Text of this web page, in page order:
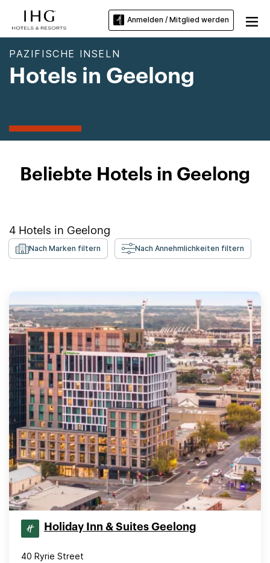
Anmelden / Mitglied werden
PAZIFISCHE INSELN
Hotels in Geelong
Beliebte Hotels in Geelong
4 Hotels in Geelong
Nach Marken filtern Nach Annehmlichkeiten filtern
Holiday Inn & Suites Geelong
40 Ryrie Street